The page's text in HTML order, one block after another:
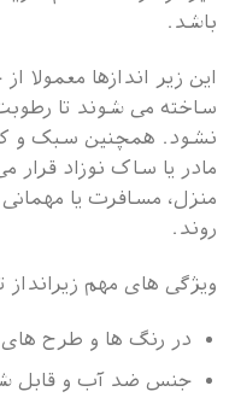
باشد.
این زیر اندازها
ساخته می شوند تا
نشود. همچنین سبک و
مادر یا ساک نوزاد قرار
منزل، مسافرت یا
روند.
ویژگی های مهم
در رنگ ها و طرح های
جنس ضد آب و قابل